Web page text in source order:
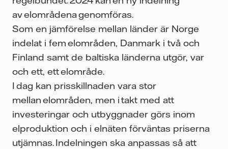
av elområdena genomföras.
Som en jämförelse mellan länder är Norge
indelat i fem elområden, Danmark i två och
Finland samt de baltiska länderna utgör, var
och ett, ett elområde.
I dag kan prisskillnaden vara stor
mellan elområden, men i takt med att
investeringar och utbyggnader görs inom
elproduktion och i elnäten förväntas priserna
utjämnas. Indelningen ska anpassas så att